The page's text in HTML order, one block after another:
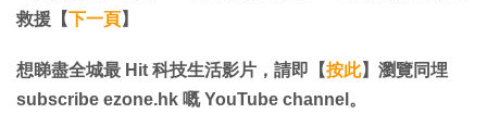
救援【下一頁】
想睇盡全城最 Hit 科技生活影片，請即【按此】瀏覽同埋
subscribe ezone.hk 嘅 YouTube channel。